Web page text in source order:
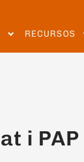
RECURSOS
i PAP